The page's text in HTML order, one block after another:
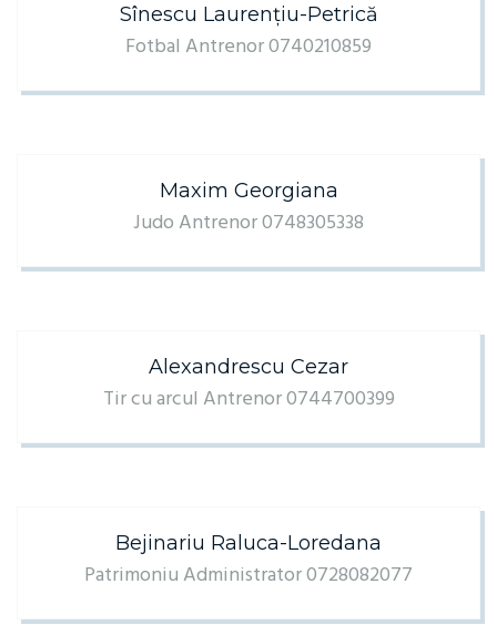
Sînescu Laurențiu-Petrică
Fotbal Antrenor 0740210859
Maxim Georgiana
Judo Antrenor 0748305338
Alexandrescu Cezar
Tir cu arcul Antrenor 0744700399
Bejinariu Raluca-Loredana
Patrimoniu Administrator 0728082077